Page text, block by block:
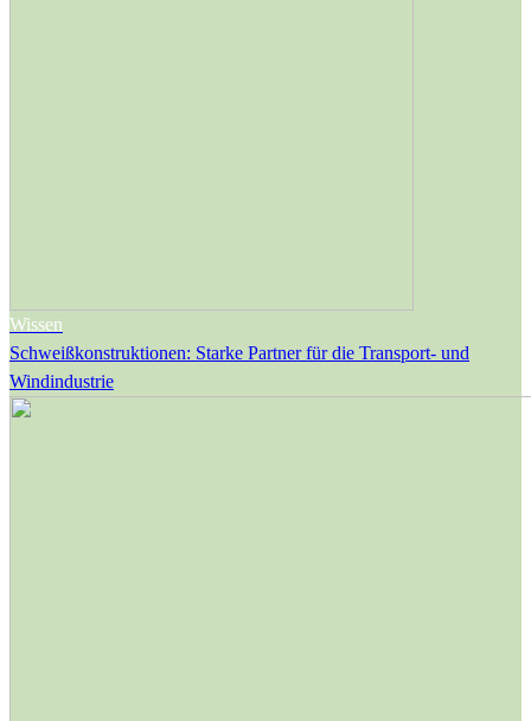
Wissen
Schweißkonstruktionen: Starke Partner für die Transport- und
Windindustrie